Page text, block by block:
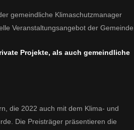
gemeindliche Klimaschutzmanager
Veranstaltungsangebot der Gemeinde.
Projekte, als auch gemeindliche
die 2022 auch mit dem Klima- und
Die Preisträger präsentieren die